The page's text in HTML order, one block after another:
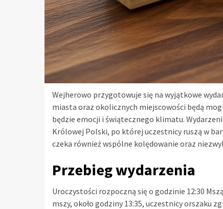
Wejherowo przygotowuje się na wyjątkowe
miasta oraz okolicznych miejscowości będą
będzie emocji i świątecznego klimatu.
Królowej Polski, po której uczestnicy ruszą w
czeka również wspólne kolędowanie oraz
Przebieg wydarzenia
Uroczystości rozpoczną się o godzinie 12:30
mszy, około godziny 13:35, uczestnicy orszaku